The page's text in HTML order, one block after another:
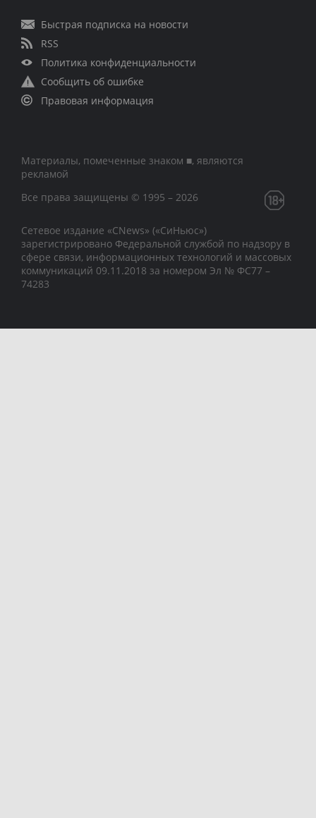
Быстрая подписка на новости
RSS
Политика конфиденциальности
Сообщить об ошибке
Правовая информация
Материалы, помеченные знаком ■, являются
рекламой
Все права защищены © 1995 – 2026
Сетевое издание «CNews» («СиНьюс»)
зарегистрировано Федеральной службой по надзору в
сфере связи, информационных технологий и массовых
коммуникаций 09.11.2018 за номером Эл № ФС77 –
74283